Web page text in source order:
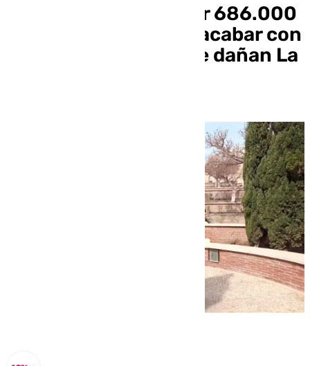
La Junta adjudica por 686.000
euros las obras para acabar con
las fugas de agua que dañan La